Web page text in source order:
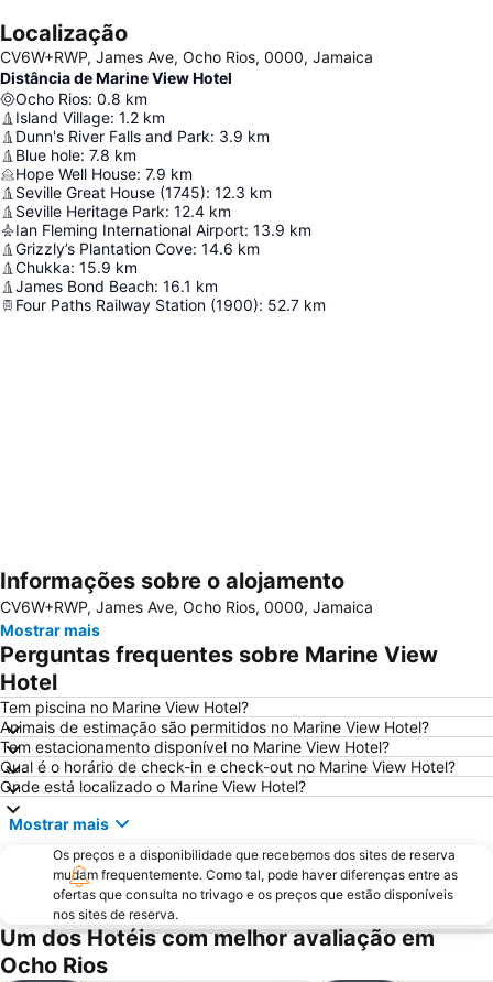
Localização
CV6W+RWP, James Ave, Ocho Rios, 0000, Jamaica
Distância de Marine View Hotel
Ocho Rios: 0.8 km
Island Village: 1.2 km
Dunn's River Falls and Park: 3.9 km
Blue hole: 7.8 km
Hope Well House: 7.9 km
Seville Great House (1745): 12.3 km
Seville Heritage Park: 12.4 km
Ian Fleming International Airport: 13.9 km
Grizzly’s Plantation Cove: 14.6 km
Chukka: 15.9 km
James Bond Beach: 16.1 km
Four Paths Railway Station (1900): 52.7 km
Ampliar mapa
Informações sobre o alojamento
CV6W+RWP, James Ave, Ocho Rios, 0000, Jamaica
Mostrar mais
Perguntas frequentes sobre Marine View
Hotel
Tem piscina no Marine View Hotel?
Animais de estimação são permitidos no Marine View Hotel?
Tem estacionamento disponível no Marine View Hotel?
Qual é o horário de check-in e check-out no Marine View Hotel?
Onde está localizado o Marine View Hotel?
Mostrar mais
Os preços e a disponibilidade que recebemos dos sites de reserva
mudam frequentemente. Como tal, pode haver diferenças entre as
ofertas que consulta no trivago e os preços que estão disponíveis
nos sites de reserva.
Um dos Hotéis com melhor avaliação em
Ocho Rios